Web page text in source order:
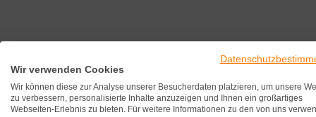
Wir verwenden Cookies
Wir können diese zur Analyse unserer Besucherdaten platzieren, um unsere
zu verbessern, personalisierte Inhalte anzuzeigen und Ihnen ein großartiges
Webseiten-Erlebnis zu bieten. Für weitere Informationen zu den von uns